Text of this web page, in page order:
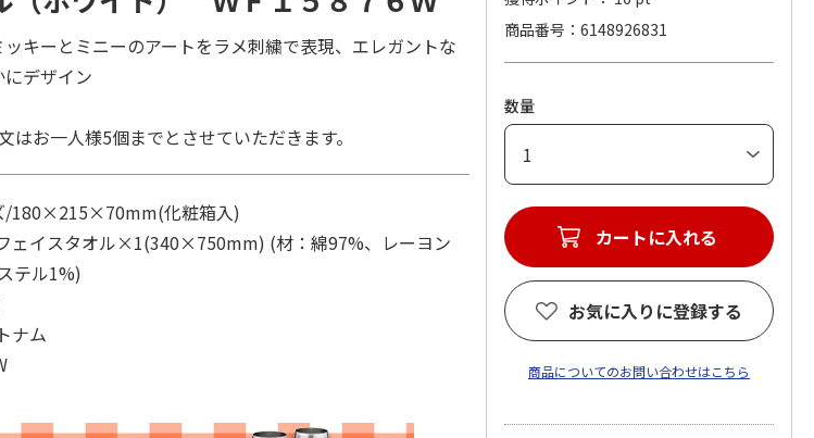
キーとミニーのアートをラメ刺繍で表現、エレガントな
デザイン
はお一人様5個までとさせていただきます。
/180×215×70mm(化粧箱入)
ェイスタオル×1(340×750mm) (材：綿97%、レーヨン
テル1%)
ナム
商品番号
6148926831
数量
カートに入れる
お気に入りに登録する
商品についてのお問い合わせはこちら